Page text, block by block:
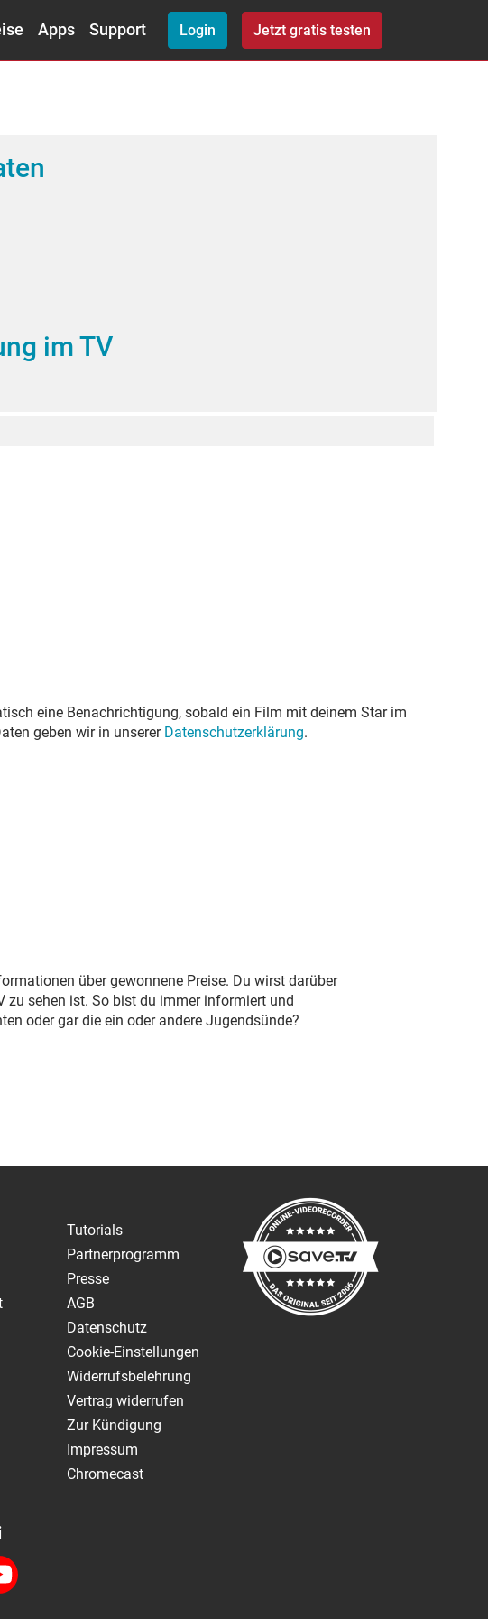
Apps Support Login Jetzt gratis testen
im TV
eine Benachrichtigung, sobald ein Film mit deinem Star im
geben wir in unserer Datenschutzerklärung.
über gewonnene Preise. Du wirst darüber
zu sehen ist. So bist du immer informiert und
oder gar die ein oder andere Jugendsünde?
Tutorials
Partnerprogramm
Presse
AGB
Datenschutz
Cookie-Einstellungen
Widerrufsbelehrung
Vertrag widerrufen
Zur Kündigung
Impressum
Chromecast